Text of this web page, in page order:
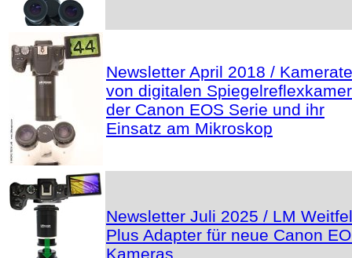
Newsletter April 2018 /
von digitalen
der Canon EOS Serie und ihr
Einsatz am Mikroskop
Newsletter Juli 2025 / LM
Plus Adapter für neue Canon
Kameras